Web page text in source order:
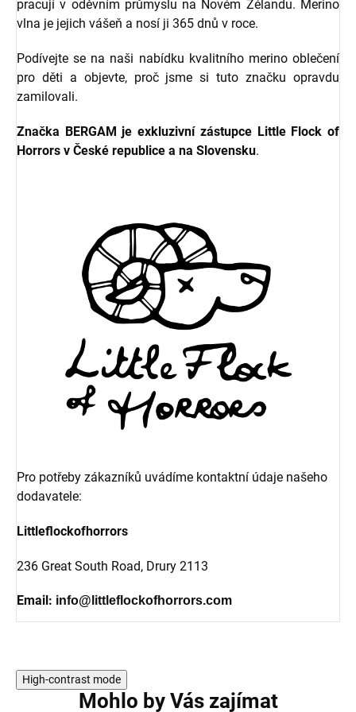
pracují v oděvním průmyslu na Novém Zélandu. Merino
vlna je jejich vášeň a nosí ji 365 dnů v roce.
Podívejte se na naši nabídku kvalitního merino oblečení
pro děti a objevte, proč jsme si tuto značku opravdu
zamilovali.
Značka BERGAM je exkluzivní zástupce Little Flock of
Horrors v České republice a na Slovensku.
Pro potřeby zákazníků uvádíme kontaktní údaje našeho
dodavatele:
Littleflockofhorrors
236 Great South Road, Drury 2113
Email: info@littleflockofhorrors.com
High-contrast mode
Mohlo by Vás zajímat